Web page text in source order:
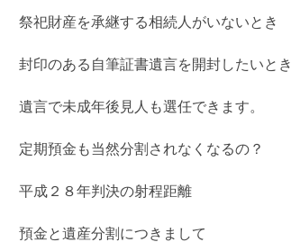
祭祀財産を承継する相続人がいないとき
封印のある自筆証書遺言を開封したいとき
遺言で未成年後見人も選任できます。
定期預金も当然分割されなくなるの？
平成２８年判決の射程距離
預金と遺産分割につきまして